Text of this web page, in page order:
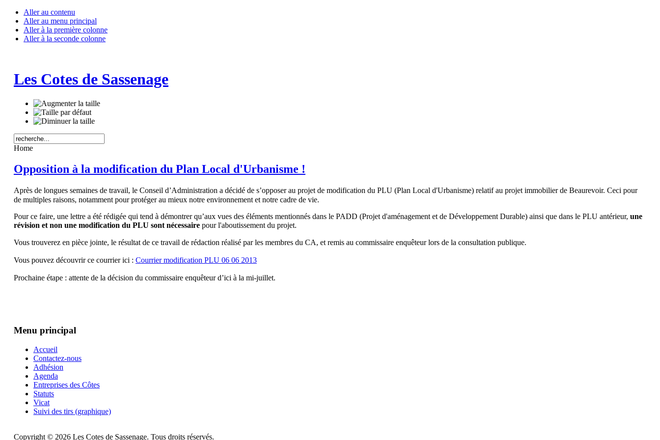
Aller au contenu
Aller au menu principal
Aller à la première colonne
Aller à la seconde colonne
Les Cotes de Sassenage
Home
Opposition à la modification du Plan Local d'Urbanisme !
Après de longues semaines de travail, le Conseil d’Administration a décidé de s’opposer au projet de modification du PLU (Plan Local d'Urbanisme) relatif au projet immobilier de Beaurevoir. Ceci pour
de multiples raisons, notamment pour protéger au mieux notre environnement et notre cadre de vie.
Pour ce faire, une lettre a été rédigée qui tend à démontrer qu’aux vues des éléments mentionnés dans le PADD (Projet d'aménagement et de Développement Durable) ainsi que dans le PLU antérieur, une
révision et non une modification du PLU sont nécessairepour l'aboutissement du projet.
Vous trouverez en pièce jointe, le résultat de ce travail de rédaction réalisé par les membres du CA, et remis au commissaire enquêteur lors de la consultation publique.
Vous pouvez découvrir ce courrier ici : Courrier modification PLU 06 06 2013
Prochaine étape : attente de la décision du commissaire enquêteur d’ici à la mi-juillet.
Menu principal
Accueil
Contactez-nous
Adhésion
Agenda
Entreprises des Côtes
Statuts
Vicat
Suivi des tirs (graphique)
Copyright © 2026 Les Cotes de Sassenage. Tous droits réservés.